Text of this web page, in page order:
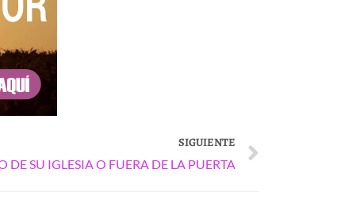
SIGUIENTE
DE SU IGLESIA O FUERA DE LA PUERTA